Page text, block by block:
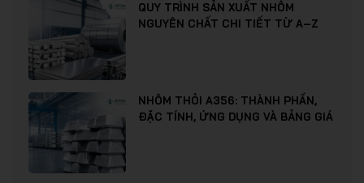
QUY TRÌNH SẢN XUẤT NHÔM
NGUYÊN CHẤT CHI TIẾT TỪ A–Z
NHÔM THỎI A356: THÀNH PHẦN,
ĐẶC TÍNH, ỨNG DỤNG VÀ BẢNG GIÁ